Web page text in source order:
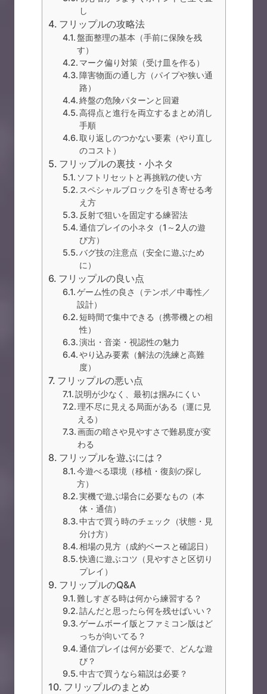
し
フリップルの攻略法
盤面整理の基本（手前に保険を残
す）
マーク偏り対策（受け皿を作る）
障害物面の通し方（パイプや狭い通
路）
終盤の危険パターンと回避
高得点と進行を両立するまとめ消し
手順
取り返しのつかない要素（やり直し
のコスト）
フリップルの裏技・小ネタ
ソフトリセットと再挑戦の使い方
スペシャルブロックを引き寄せる考
え方
反射で狙いを固定する練習法
通信プレイの小ネタ（1～2人の遊
び方）
バグ技の注意点（安全に遊ぶため
に）
フリップルの良い点
ゲーム性の良さ（テンポ／中毒性／
設計）
短時間で集中できる（携帯機との相
性）
演出・音楽・視認性の魅力
やり込み要素（解法の洗練と高難
度）
フリップルの悪い点
説明が少なく、最初は掴みにくい
理不尽に見える局面がある（運に見
える）
画面の暗さや見やすさで難易度が変
わる
フリップルを遊ぶには？
今遊べる環境（移植・復刻の探し
方）
実機で遊ぶ場合に必要なもの（本
体・通信）
中古で買う時のチェック（状態・見
分け方）
相場の見方（成約ベースと確認日）
快適に遊ぶコツ（見やすさと区切り
プレイ）
フリップルのQ&A
難しすぎる時は何から練習する？
詰んだと思ったら何を残せばいい？
ゲームボーイ版とファミコン版はど
っちが向いてる？
通信プレイは何が必要で、どんな遊
び？
中古で買うなら箱説は必要？
フリップルのまとめ